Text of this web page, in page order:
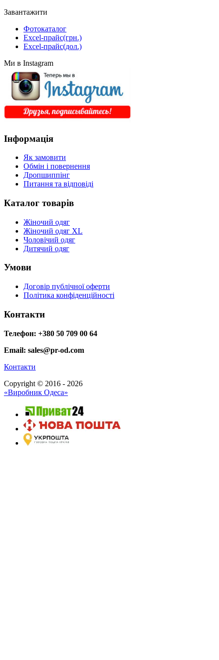
Завантажити
Фотокаталог
Excel-прайс(грн.)
Excel-прайс(дол.)
Ми в Instagram
Інформація
Як замовити
Обмін і повернення
Дропшиппінг
Питання та відповіді
Каталог товарів
Жіночий одяг
Жіночий одяг XL
Чоловічий одяг
Дитячий одяг
Умови
Договір публічної оферти
Політика конфіденційності
Контакти
Телефон: +380 50 709 00 64
Email: sales@pr-od.com
Контакти
Copyright © 2016 - 2026
«Виробник Одеса»